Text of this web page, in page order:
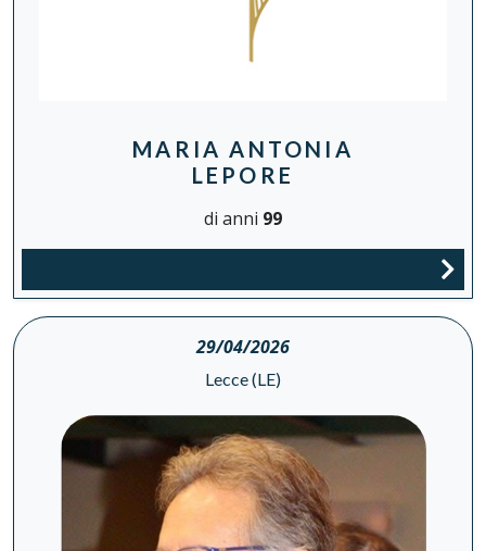
MARIA ANTONIA
LEPORE
di anni 99
29/04/2026
Lecce (LE)